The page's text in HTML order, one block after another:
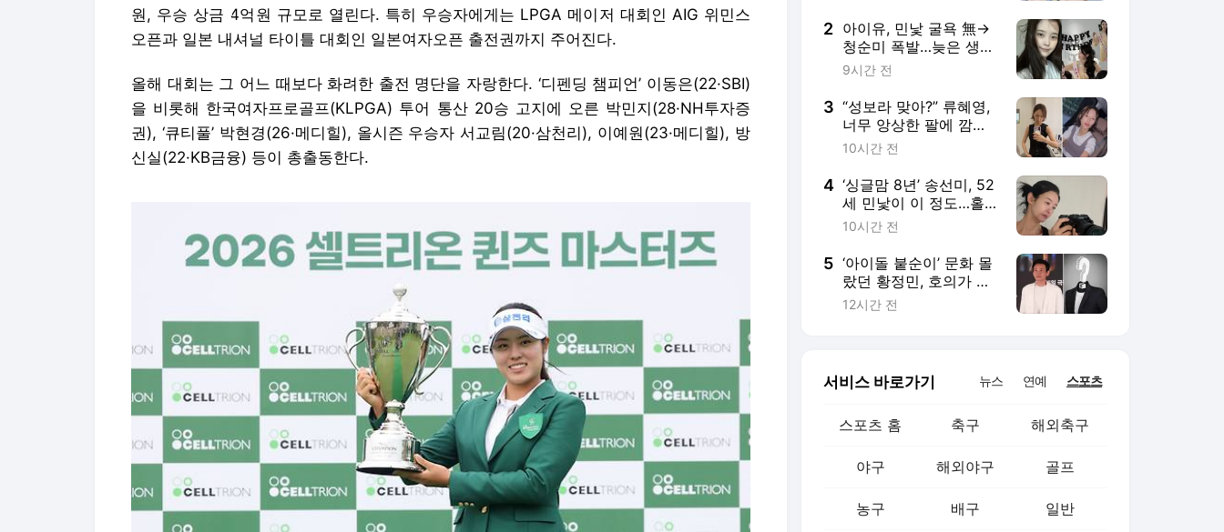
원, 우승 상금 4억원 규모로 열린다. 특히 우승자에게는 LPGA 메이저 대회인 AIG 위민스
오픈과 일본 내셔널 타이틀 대회인 일본여자오픈 출전권까지 주어진다.
올해 대회는 그 어느 때보다 화려한 출전 명단을 자랑한다. ‘디펜딩 챔피언’ 이동은(22·SBI)
을 비롯해 한국여자프로골프(KLPGA) 투어 통산 20승 고지에 오른 박민지(28·NH투자증
권), ‘큐티풀’ 박현경(26·메디힐), 올시즌 우승자 서교림(20·삼천리), 이예원(23·메디힐), 방
신실(22·KB금융) 등이 총출동한다.
2 아이유, 민낯 굴욕 無→
청순미 폭발…늦은 생일
파티까지 일상 대방출
9시간 전
3 “성보라 맞아?” 류혜영,
너무 앙상한 팔에 깜
짝…“다이어트 한 적 없
10시간 전
4 ‘싱글맘 8년’ 송선미, 52
세 민낯이 이 정도…홀
로 딸 키우며 ‘자기관리’
10시간 전
5 ‘아이돌 붙순이’ 문화 몰
랐던 황정민, 호의가 올
가미 됐나…62번 전화
12시간 전
서비스 바로가기 뉴스 연예 스포츠
스포츠 홈 축구 해외축구
야구 해외야구 골프
농구 배구 일반